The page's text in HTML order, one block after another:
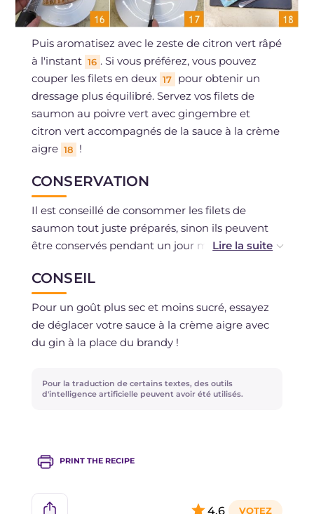
Puis aromatisez avec le zeste de citron vert râpé
à l'instant 16 . Si vous préférez, vous pouvez
couper les filets en deux 17
pour obtenir un
dressage plus équilibré. Servez vos filets de
saumon au poivre vert avec gingembre et
citron vert accompagnés de la sauce à la crème
aigre 18 !
CONSERVATION
Il est conseillé de consommer les filets de
saumon tout juste préparés, sinon ils peuvent
être conservés pendant un jour maximum au
La congélation est déconseillée.
CONSEIL
Pour un goût plus sec et moins sucré, essayez
de déglacer votre sauce à la crème aigre avec
du gin à la place du brandy !
Pour la traduction de certains textes, des outils
d'intelligence artificielle peuvent avoir été utilisés.
PRINT THE RECIPE
4,6